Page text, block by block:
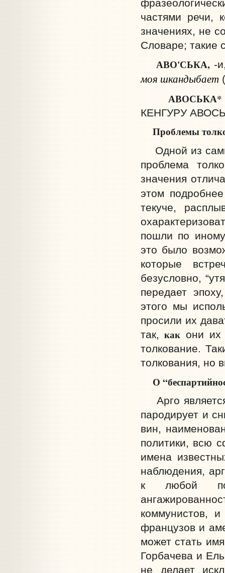
частями речи,
значениях, не
Словаре; такие
АВО'СЬКА, -
моя шкандыбает
КЕНГУРУ
Проблемы
Одной из
проблема
значения
этом
текуче,
пошли по
это было
которые
безусловно,
передает
этого мы
просили их
так,как они их
толкование.
толкования, но
О
Арго
пародирует и
вин,
политики, всю
имена
наблюдения,
к любой
коммунистов,
французов и
может стать
Горбачева и
не делает